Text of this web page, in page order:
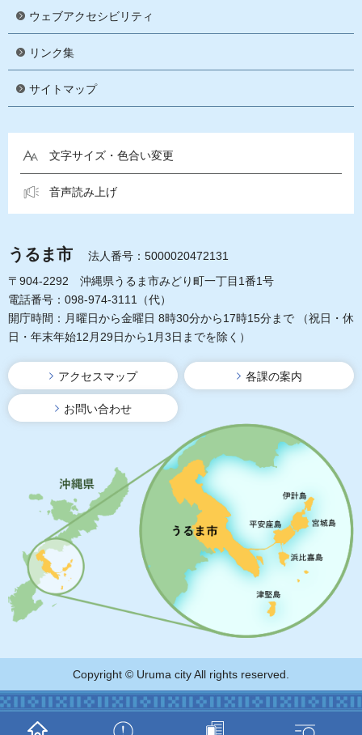
ウェブアクセシビリティ
リンク集
サイトマップ
文字サイズ・色合い変更
音声読み上げ
うるま市
法人番号：5000020472131
〒904-2292 沖縄県うるま市みどり町一丁目1番1号
電話番号：098-974-3111（代）
開庁時間：月曜日から金曜日 8時30分から17時15分まで
（祝日・休
日・年末年始12月29日から1月3日までを除く）
アクセスマップ 各課の案内
お問い合わせ
Copyright © Uruma city All rights reserved.